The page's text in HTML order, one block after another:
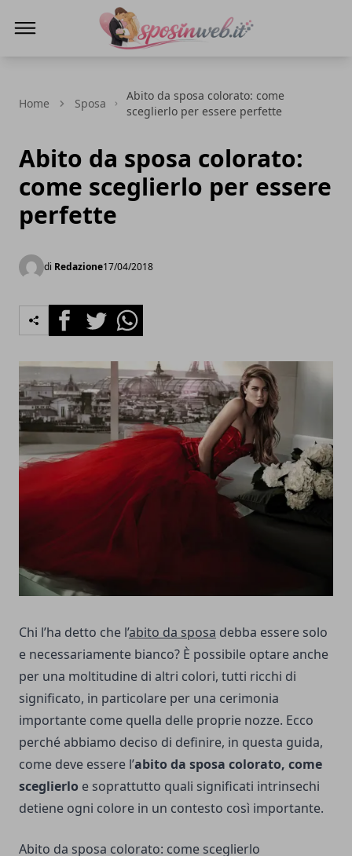
Home Sposa
Abito da sposa colorato: come
sceglierlo per essere perfette
Abito da sposa colorato:
come sceglierlo per essere
perfette
di Redazione17/04/2018
FacebookTwitterWhatsapp
Chi l’ha detto che l’abito da sposa debba essere solo
e necessariamente bianco? È possibile optare anche
per una moltitudine di altri colori, tutti ricchi di
significato, in particolare per una cerimonia
importante come quella delle proprie nozze. Ecco
perché abbiamo deciso di definire, in questa guida,
come deve essere l’abito da sposa colorato, come
sceglierlo e soprattutto quali significati intrinsechi
detiene ogni colore in un contesto così importante.
Abito da sposa colorato: come sceglierlo